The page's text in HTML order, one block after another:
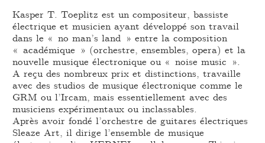
Kasper T. Toeplitz est un compositeur, bassiste
électrique et musicien ayant développé son travail
dans le « no man’s land » entre la composition
« académique » (orchestre, ensembles, opera) et la
nouvelle musique électronique ou « noise music ».
A reçu des nombreux prix et distinctions, travaille
avec des studios de musique électronique comme le
GRM ou l’Ircam, mais essentiellement avec des
musiciens expérimentaux ou inclassables.
Après avoir fondé l’orchestre de guitares électriques
Sleaze Art, il dirige l’ensemble de musique